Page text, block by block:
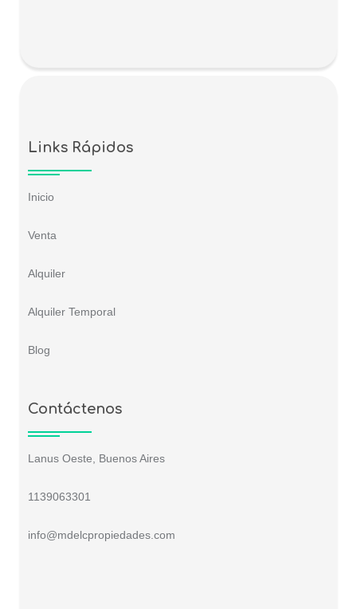
Links Rápidos
Inicio
Venta
Alquiler
Alquiler Temporal
Blog
Contáctenos
Lanus Oeste, Buenos Aires
1139063301
info@mdelcpropiedades.com